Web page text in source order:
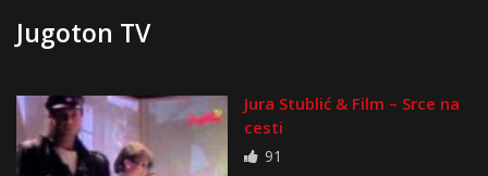
Jugoton TV
Jura Stublić & Film – Srce na
cesti
91